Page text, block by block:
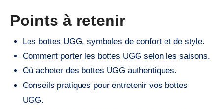
Points à retenir
Les bottes UGG, symboles de confort et de style.
Comment porter les bottes UGG selon les saisons.
Où acheter des bottes UGG authentiques.
Conseils pratiques pour entretenir vos bottes
UGG.